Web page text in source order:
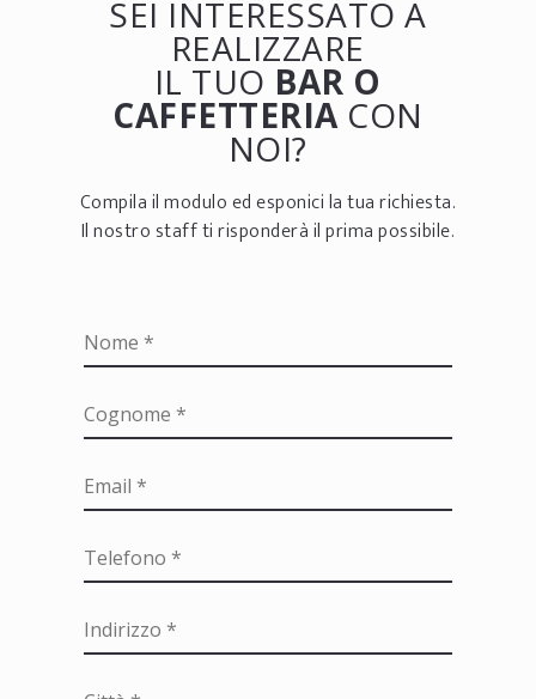
SEI INTERESSATO A
REALIZZARE
IL TUO BAR O
CAFFETTERIACON
NOI?
Compila il modulo ed esponici la tua richiesta.
Il nostro staff ti risponderà il prima possibile.